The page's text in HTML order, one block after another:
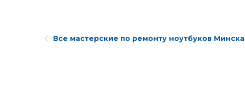
Все мастерские по ремонту ноутбуков Минска